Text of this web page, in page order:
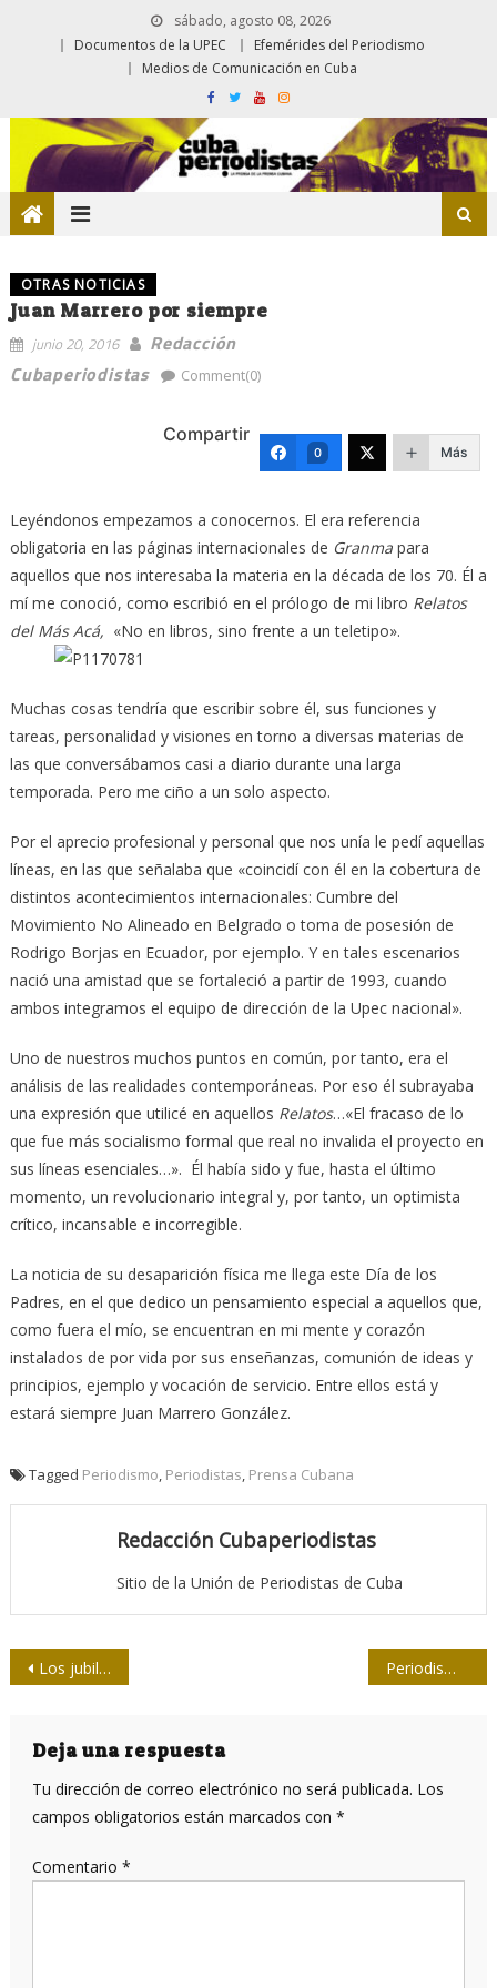
sábado, agosto 08, 2026
Documentos de la UPEC
Efemérides del Periodismo
Medios de Comunicación en Cuba
OTRAS NOTICIAS
Juan Marrero por siempre
junio 20, 2016
Redacción
Cubaperiodistas
Comment(0)
Compartir
0 Más
Leyéndonos empezamos a conocernos. El era referencia
obligatoria en las páginas internacionales de Granmapara
aquellos que nos interesaba la materia en la década de los 70. Él a
mí me conoció, como escribió en el prólogo de mi libro Relatos
del Más Acá, «No en libros, sino frente a un teletipo».
Muchas cosas tendría que escribir sobre él, sus funciones y
tareas, personalidad y visiones en torno a diversas materias de
las que conversábamos casi a diario durante una larga
temporada. Pero me ciño a un solo aspecto.
Por el aprecio profesional y personal que nos unía le pedí aquellas
líneas, en las que señalaba que «coincidí con él en la cobertura de
distintos acontecimientos internacionales: Cumbre del
Movimiento No Alineado en Belgrado o toma de posesión de
Rodrigo Borjas en Ecuador, por ejemplo. Y en tales escenarios
nació una amistad que se fortaleció a partir de 1993, cuando
ambos integramos el equipo de dirección de la Upec nacional».
Uno de nuestros muchos puntos en común, por tanto, era el
análisis de las realidades contemporáneas. Por eso él subrayaba
una expresión que utilicé en aquellos Relatos…«El fracaso de lo
que fue más socialismo formal que real no invalida el proyecto en
sus líneas esenciales…». Él había sido y fue, hasta el último
momento, un revolucionario integral y, por tanto, un optimista
crítico, incansable e incorregible.
La noticia de su desaparición física me llega este Día de los
Padres, en el que dedico un pensamiento especial a aquellos que,
como fuera el mío, se encuentran en mi mente y corazón
instalados de por vida por sus enseñanzas, comunión de ideas y
principios, ejemplo y vocación de servicio. Entre ellos está y
estará siempre Juan Marrero González.
Tagged Periodismo, Periodistas, Prensa Cubana
Redacción Cubaperiodistas
Sitio de la Unión de Periodistas de Cuba
Navegación
entradas
Los jubilados quieren estar presentes Periodismo y turismo un enlace necesario
Deja una respuesta
Tu dirección de correo electrónico no será publicada. Los
campos obligatorios están marcados con *
Comentario *